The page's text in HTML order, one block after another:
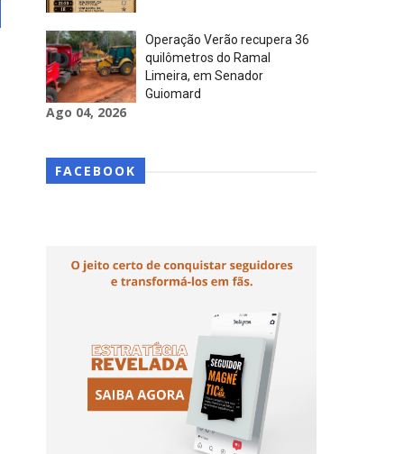
Operação Verão recupera 36
quilômetros do Ramal
Limeira, em Senador
Guiomard
Ago 04, 2026
FACEBOOK